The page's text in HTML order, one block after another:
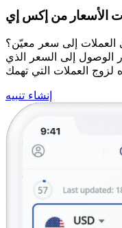
العملات إلى سعر معيّن؟
الوصول إلى السعر الذي
إنشاء تنبيه